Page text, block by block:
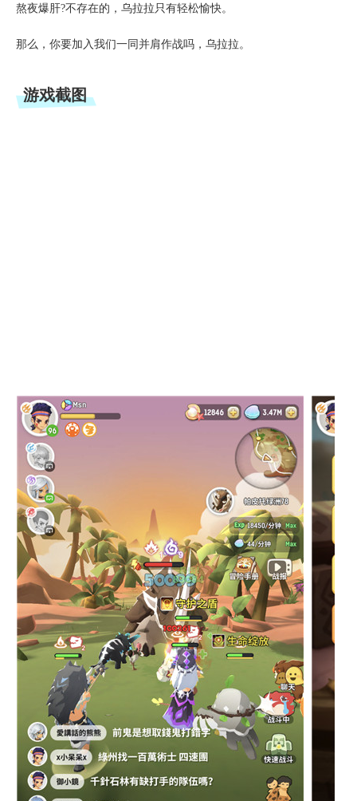
熬夜爆肝?不存在的，乌拉拉只有轻松愉快。
那么，你要加入我们一同并肩作战吗，乌拉拉。
游戏截图